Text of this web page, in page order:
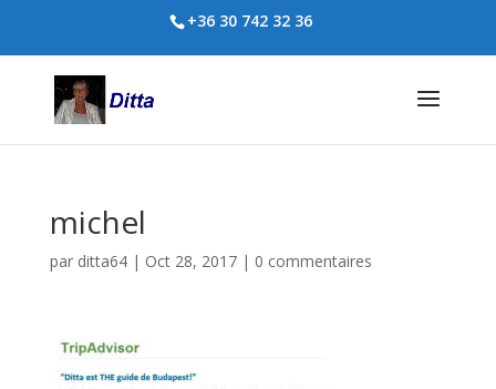
+36 30 742 32 36
michel
par ditta64| Oct 28, 2017| 0 commentaires